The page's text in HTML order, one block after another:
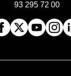
93 295 72 00